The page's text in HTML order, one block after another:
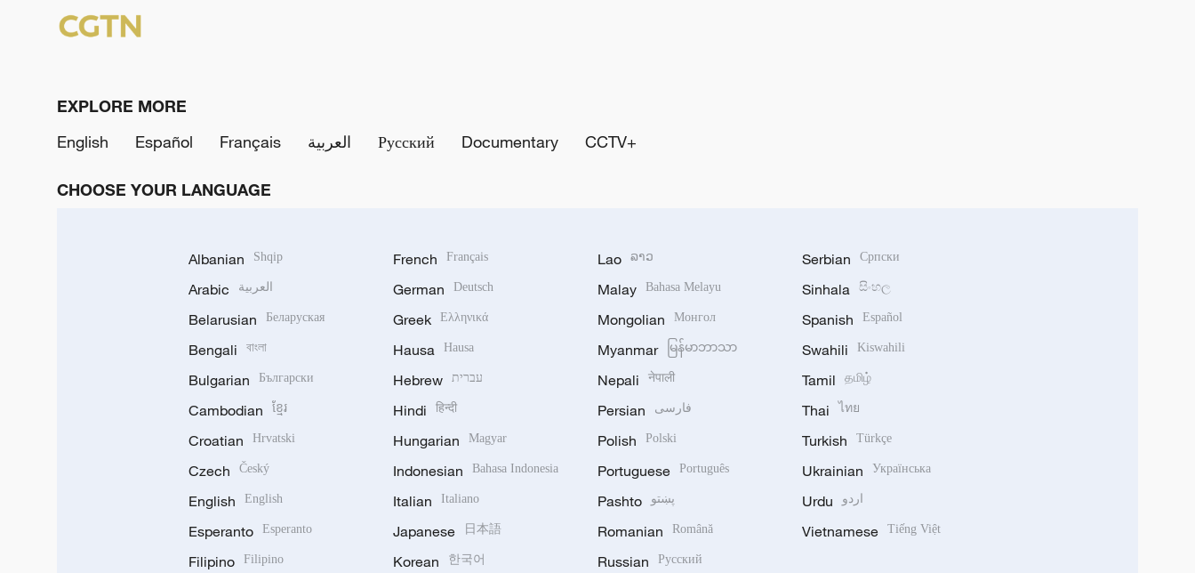
EXPLORE MORE
English
Español Français العربية Русский Documentary CCTV+
CHOOSE YOUR LANGUAGE
Albanian Shqip
Arabic العربية
Belarusian Беларуская
Bengali বাংলা
Bulgarian Български
Cambodian ខ្មែរ
Croatian Hrvatski
Czech Český
English English
Esperanto Esperanto
Filipino Filipino
French Français
German Deutsch
Greek Ελληνικά
Hausa Hausa
Hebrew עברית
Hindi हिन्दी
Hungarian Magyar
Indonesian Bahasa Indonesia
Italian Italiano
Japanese 日本語
Korean 한국어
Lao ລາວ
Malay Bahasa Melayu
Mongolian Монгол
Myanmar မြန်မာဘာသာ
Nepali नेपाली
Persian فارسی
Polish Polski
Portuguese Português
Pashto پښتو
Romanian Română
Russian Русский
Serbian Српски
Sinhala සිංහල
Spanish Español
Swahili Kiswahili
Tamil தமிழ்
Thai ไทย
Turkish Türkçe
Ukrainian Українська
Urdu اردو
Vietnamese Tiếng Việt